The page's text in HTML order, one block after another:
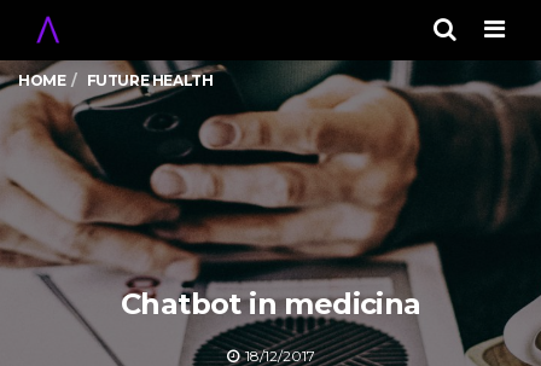
HOME FUTURE HEALTH
Chatbot in medicina
18/12/2017